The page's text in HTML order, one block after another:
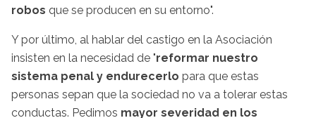
robos que se producen en su entorno".
Y por último, al hablar del castigo en la Asociación
insisten en la necesidad de "reformar nuestro
sistema penal y endurecerlo para que estas
personas sepan que la sociedad no va a tolerar estas
conductas. Pedimos mayor severidad en los